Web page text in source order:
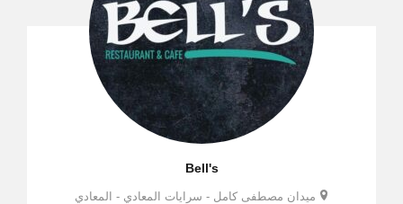
Bell's
ميدان مصطفى كامل - سرايات المعادي - المعادي